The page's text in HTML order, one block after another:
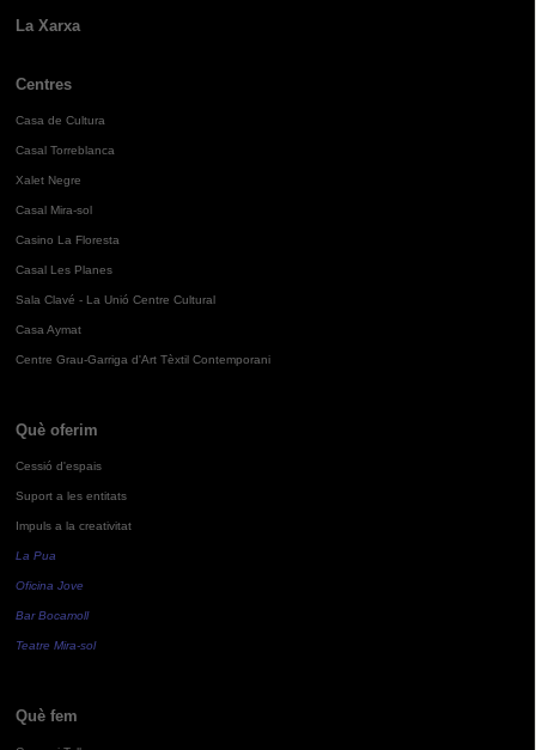
La Xarxa
Centres
Casa de Cultura
Casal Torreblanca
Xalet Negre
Casal Mira-sol
Casino La Floresta
Casal Les Planes
Sala Clavé - La Unió Centre Cultural
Casa Aymat
Centre Grau-Garriga d'Art Tèxtil Contemporani
Què oferim
Cessió d'espais
Suport a les entitats
Impuls a la creativitat
La Pua
Oficina Jove
Bar Bocamoll
Teatre Mira-sol
Què fem